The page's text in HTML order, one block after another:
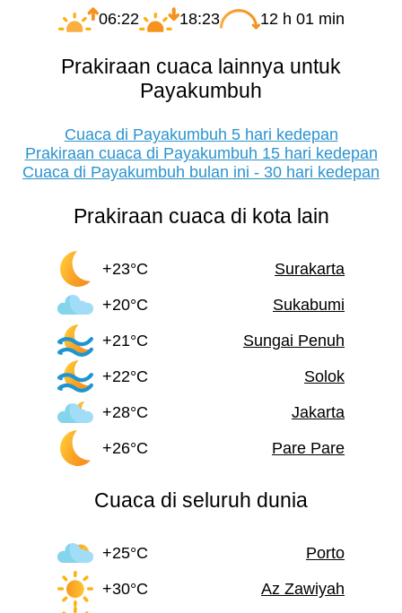
06:22 18:23 12 h 01 min
Prakiraan cuaca lainnya untuk
Payakumbuh
Cuaca di Payakumbuh 5 hari kedepan
Prakiraan cuaca di Payakumbuh 15 hari kedepan
Cuaca di Payakumbuh bulan ini - 30 hari kedepan
Prakiraan cuaca di kota lain
+23°C
Surakarta
+20°C
Sukabumi
+21°C
Sungai Penuh
+22°C
Solok
+28°C
Jakarta
+26°C
Pare Pare
Cuaca di seluruh dunia
+25°C
Porto
+30°C
Az Zawiyah